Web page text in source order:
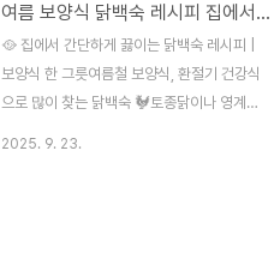
여름 보양식 닭백숙 레시피 집에서 간단하게 끓이는 법
🥘 집에서 간단하게 끓이는 닭백숙 레시피 |
보양식 한 그릇여름철 보양식, 환절기 건강식
으로 많이 찾는 닭백숙 🐓토종닭이나 영계를
2025. 9. 23.